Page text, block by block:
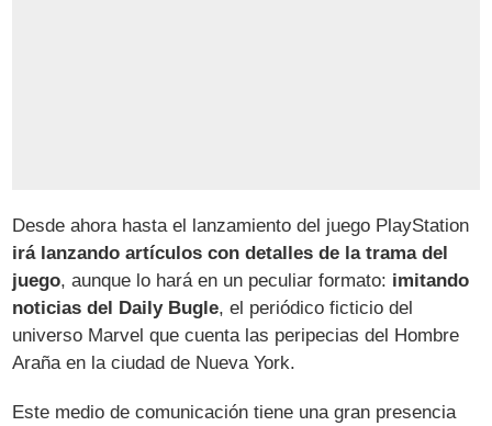
Desde ahora hasta el lanzamiento del juego PlayStation
irá lanzando artículos con detalles de la trama del
juego, aunque lo hará en un peculiar formato: imitando
noticias del Daily Bugle, el periódico ficticio del
universo Marvel que cuenta las peripecias del Hombre
Araña en la ciudad de Nueva York.
Este medio de comunicación tiene una gran presencia